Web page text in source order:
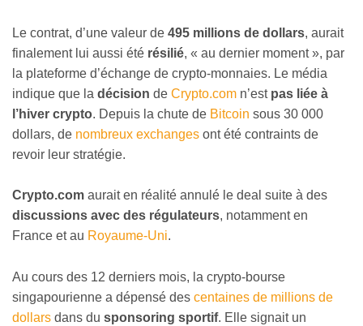
Le contrat, d’une valeur de 495 millions de dollars, aurait
finalement lui aussi été résilié, « au dernier moment», par
la plateforme d’échange de crypto-monnaies. Le média
indique que la décision de Crypto.com n’est pas liée à
l’hiver crypto. Depuis la chute de Bitcoin sous 30 000
dollars, de nombreux exchanges ont été contraints de
revoir leur stratégie.
Crypto.com aurait en réalité annulé le deal suite à des
discussions avec des régulateurs, notamment en
France et au Royaume-Uni.
Au cours des 12 derniers mois, la crypto-bourse
singapourienne a dépensé des centaines de millions de
dollars dans du sponsoring sportif. Elle signait un